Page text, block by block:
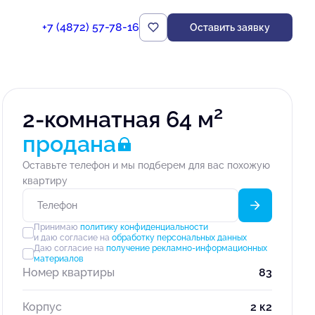
+7 (4872) 57-78-16 Оставить заявку
2-комнатная 64 м2
продана
Оставьте телефон и мы подберем для вас похожую
квартиру
Принимаю политику конфиденциальности
и даю согласие на обработку персональных данных
Даю согласие на получение рекламно-информационных
материалов
Номер квартиры 83
Корпус 2 к2